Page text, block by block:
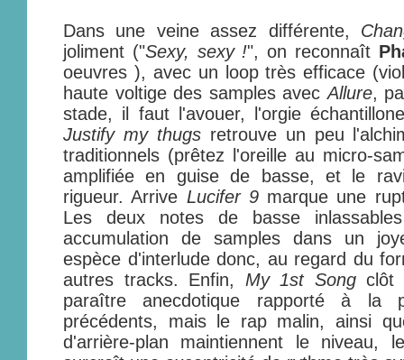
Dans une veine assez différente,
joliment ("Sexy, sexy !", on reconnaît
oeuvres ), avec un loop très efficace
haute voltige des samples avecAllure,
stade, il faut l'avouer, l'orgie
Justify my thugsretrouve un peu
traditionnels (prêtez l'oreille au micro-
amplifiée en guise de basse, et le
rigueur. Arrive Lucifer 9marque une
Les deux notes de basse
accumulation de samples dans un
espèce d'interlude donc, au regard du
autres tracks. Enfin, My 1st Songclôt
paraître anecdotique rapporté à la
précédents, mais le rap malin, ainsi
d'arrière-plan maintiennent le niveau,